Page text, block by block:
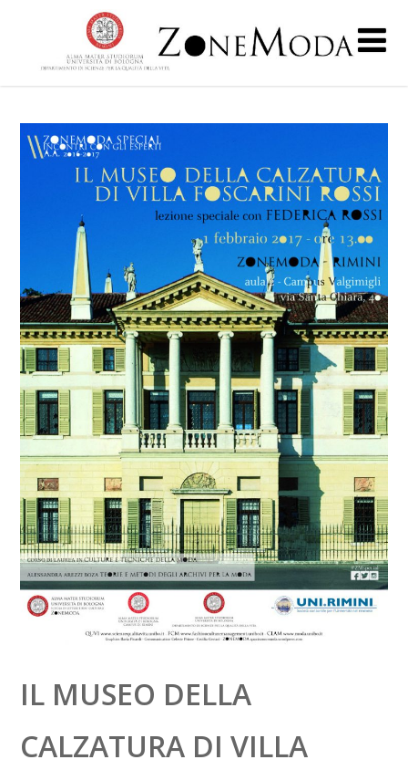
IL MUSEO DELLA
CALZATURA DI VILLA